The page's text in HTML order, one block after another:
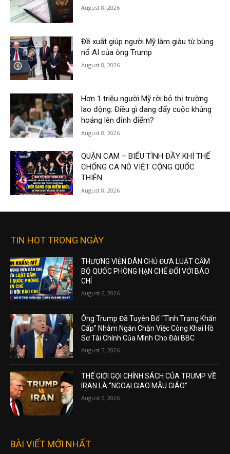
August 8, 2026
Đề xuất giúp người Mỹ làm giàu từ bùng
nổ AI của ông Trump
August 8, 2026
Hơn 1 triệu người Mỹ rời bỏ thị trường
lao động: Điều gì đang đẩy cuộc khủng
hoảng lên đỉnh điểm?
August 8, 2026
QUẬN CAM – BIỂU TÌNH ĐẦY KHÍ THẾ
CHỐNG CA NÔ VIỆT CỘNG QUỐC
THIÊN
August 8, 2026
TIN HOT TRONG NGÀY
THƯỢNG VIỆN DÂN CHỦ ĐƯA LUẬT CẤM
BỘ QUỐC PHÒNG HẠN CHẾ ĐỐI VỚI BÁO
CHÍ
August 6, 2026
Ông Trump Đã Tuyên Bố “Tình Trạng Khẩn
Cấp” Nhằm Ngăn Chặn Việc Công Khai Hồ
Sơ Tài Chính Của Mình Cho Đài BBC
August 5, 2026
THẾ GIỚI GỌI CHÍNH SÁCH CỦA TRUMP VỀ
IRAN LÀ “NGOẠI GIAO MẪU GIÁO”
August 5, 2026
BÀI VIẾT MỚI NHẤT